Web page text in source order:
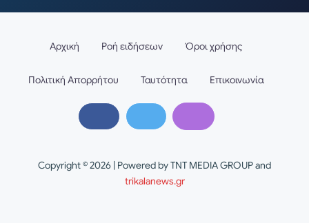
Copyright © 2026 | Powered by TNT MEDIA GROUP and
trikalanews.gr
Αρχική Ροή ειδήσεων Όροι χρήσης
Πολιτική Απορρήτου Ταυτότητα Επικοινωνία